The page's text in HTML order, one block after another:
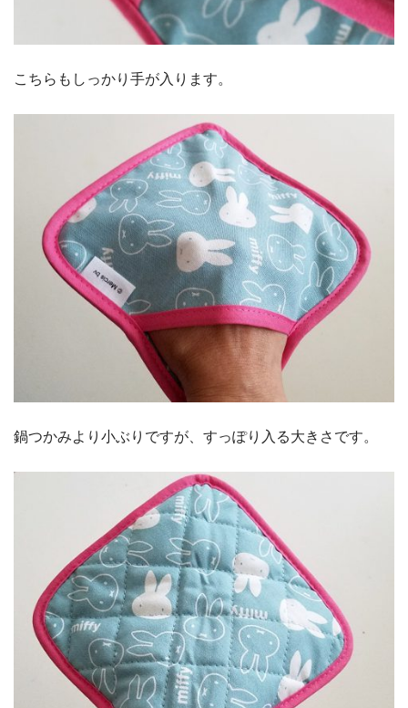
こちらもしっかり手が入ります。
鍋つかみより小ぶりですが、すっぽり入る大きさです。